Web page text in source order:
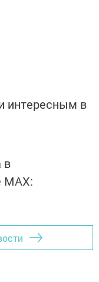
интересным в
в
MАХ: